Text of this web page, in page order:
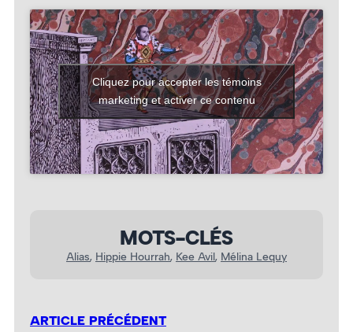
Cliquez pour accepter les témoins
marketing et activer ce contenu
MOTS-CLÉS
Alias, Hippie Hourrah, Kee Avil, Mélina Lequy
ARTICLE PRÉCÉDENT